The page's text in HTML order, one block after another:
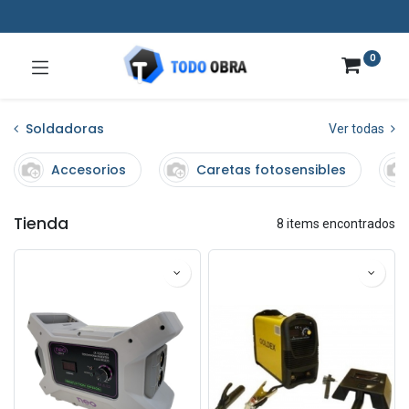
0
Soldadoras Ver todas
Accesorios Caretas fotosensibles
Tienda 8 items encontrados